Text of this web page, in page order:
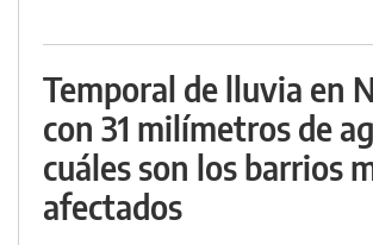
Temporal de lluvia en
con 31 milímetros de
cuáles son los barrios
afectados